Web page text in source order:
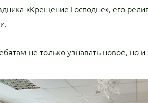
«Крещение Господне», его
не только узнавать новое, но